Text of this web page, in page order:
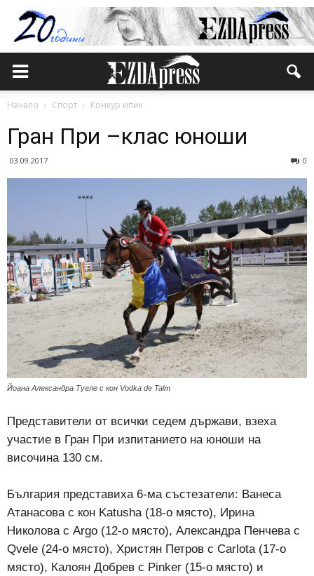
Начало Спорт Конкур ипик
Гран При –клас юноши
03.09.2017 0
Йоана Александра Туеле с кон Vodka de Talm
Представители от всички седем държави, взеха
участие в Гран При изпитанието на юноши на
височина 130 см.
България представиха 6-ма състезатели: Ванеса
Атанасова с кон Katusha (18-о място), Ирина
Николова с Argo (12-о място), Александра Пенчева с
Qvele (24-о място), Христян Петров с Carlota (17-о
място), Калоян Добрев с Pinker (15-о място) и